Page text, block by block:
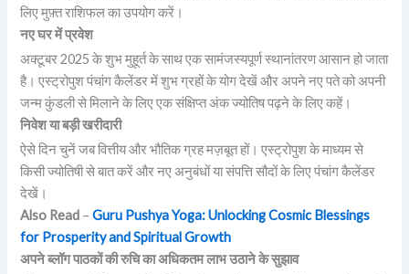
लिए मुफ़्त राशिफल का उपयोग करें।
नए घर में प्रवेश
अक्टूबर 2025 के शुभ मुहूर्त के साथ एक सामंजस्यपूर्ण स्थानांतरण आसान हो जाता
है। एस्ट्रोपुश पंचांग कैलेंडर में शुभ ग्रहों के योग देखें और अपने नए पते को अपनी
जन्म कुंडली से मिलाने के लिए एक संक्षिप्त अंक ज्योतिष पढ़ने के लिए कहें।
निवेश या बड़ी खरीदारी
ऐसे दिन चुनें जब वित्तीय और भौतिक ग्रह मज़बूत हों। एस्ट्रोपुश के माध्यम से
किसी ज्योतिषी से बात करें और नए अनुबंधों या संपत्ति सौदों के लिए पंचांग कैलेंडर
देखें।
Also Read –Guru Pushya Yoga: Unlocking Cosmic Blessings
for Prosperity and Spiritual Growth
अपने ब्लॉग पाठकों की रुचि का अधिकतम लाभ उठाने के सुझाव